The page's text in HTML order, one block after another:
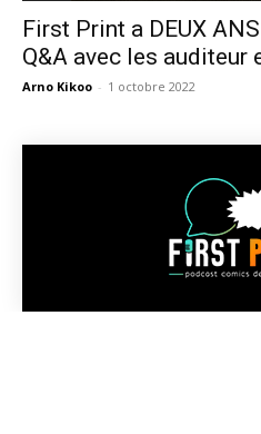
First Print a DEUX ANS
Q&A avec les auditeur
Arno Kikoo - 1 octobre 2022